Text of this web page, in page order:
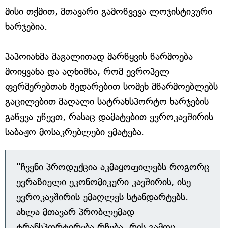
მისი თქმით, მთავარი გამოწვევა ლოჯისტიკური
ხარჯებია.
პაპოიანმა მაგალითად მარწყვის წარმოება
მოიყვანა და აღნიშნა, რომ ევროპელ
ფერმერებთან შედარებით სომეხ მწარმოებლებს
გაცილებით მაღალი სატრანსპორტო ხარჯების
გაწევა უწევთ, რასაც დამატებით ევროკავშირის
საბაჟო მოსაკრებლები ემატება.
"ჩვენი პროდუქცია აკმაყოფილებს როგორც
ევრაზიული ეკონომიკური კავშირის, ისე
ევროკავშირის უმაღლეს სტანდარტებს.
ახლა მთავარ პრობლემად